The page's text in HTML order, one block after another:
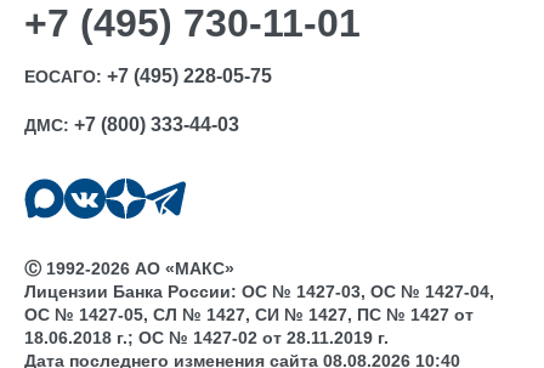
+7 (495) 730-11-01
ЕОСАГО: +7 (495) 228-05-75
ДМС: +7 (800) 333-44-03
Ⓒ 1992-2026 АО «МАКС»
Лицензии Банка России: ОС № 1427-03, ОС № 1427-04,
ОС № 1427-05, СЛ № 1427, СИ № 1427, ПС № 1427 от
18.06.2018 г.; ОС № 1427-02 от 28.11.2019 г.
Дата последнего изменения сайта 08.08.2026 10:40